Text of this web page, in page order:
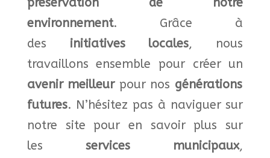
environnement. Grâce à
des
initiatives locales, nous
travaillons ensemble pour créer un
avenir meilleurpour nos générations
futures. N’hésitez pas à naviguer sur
notre site pour en savoir plus sur
les
services municipaux,